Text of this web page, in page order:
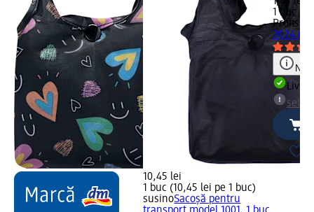
10,45 lei
1 buc (10,45 lei pe 1 buc)
susinoSacoşă pentru
1 buc
2024
Notă